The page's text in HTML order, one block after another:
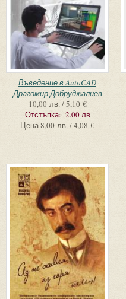
Въведение в AutoCAD
Драгомир Добруджалиев
10,00 лв. / 5,10 €
Отстъпка: -2.00 лв
Цена8,00 лв. / 4,08 €